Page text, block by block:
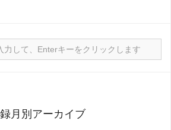
月別アーカイブ